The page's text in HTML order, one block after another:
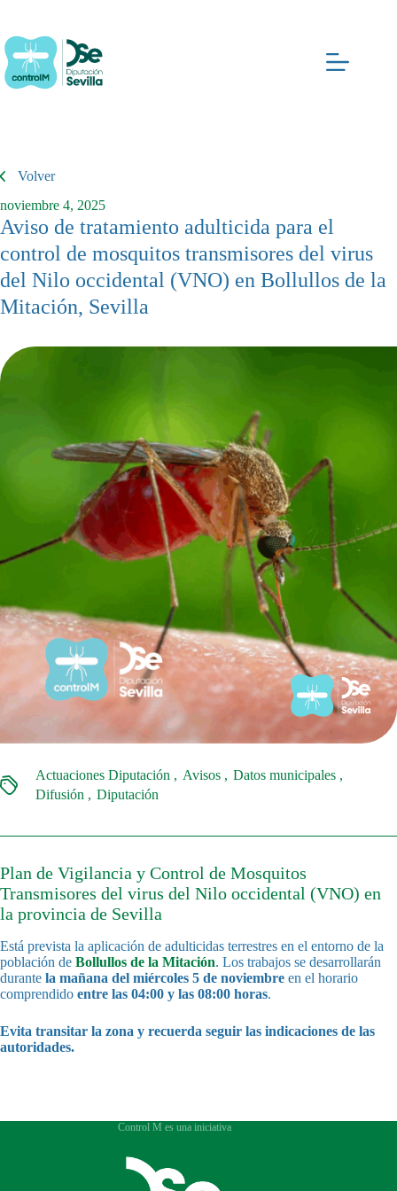
contenido
Volver
noviembre 4, 2025
Aviso de tratamiento adulticida para el
control de mosquitos transmisores del virus
del Nilo occidental (VNO) en Bollullos de la
Mitación, Sevilla
Actuaciones Diputación Avisos
Datos municipales
Difusión
Diputación
Plan de Vigilancia y Control de Mosquitos
Transmisores del virus del Nilo occidental (VNO) en
la provincia de Sevilla
Está prevista la aplicación de adulticidas terrestres en el entorno de la
población de Bollullos de la Mitación. Los trabajos se desarrollarán
durante la mañana del miércoles 5 de noviembre en el horario
comprendido entre las 04:00 y las 08:00 horas.
Evita transitar la zona y recuerda seguir las indicaciones de las
autoridades.
Control M es una iniciativa